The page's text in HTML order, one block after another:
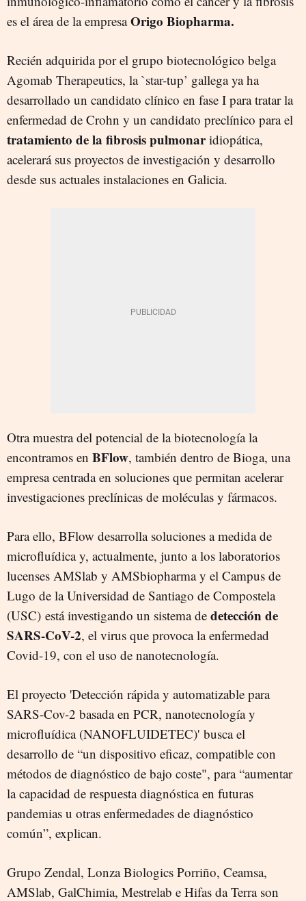
es el área de la empresaOrigo Biopharma.
Recién adquirida por el grupo biotecnológico belga
Agomab Therapeutics, la `star-tup’ gallega ya ha
desarrollado un candidato clínico en fase I para tratar la
enfermedad de Crohn y un candidato preclínico para el
tratamiento de la fibrosis pulmonaridiopática,
acelerará sus proyectos de investigación y desarrollo
desde sus actuales instalaciones en Galicia.
Otra muestra del potencial de la biotecnología la
encontramos en BFlow, también dentro de Bioga, una
empresa centrada en soluciones que permitan acelerar
investigaciones preclínicas de moléculas y fármacos.
Para ello, BFlow desarrolla soluciones a medida de
microfluídica y, actualmente, junto a los laboratorios
lucenses AMSlab y AMSbiopharma y el Campus de
Lugo de la Universidad de Santiago de Compostela
(USC) está investigando un sistema de detección de
SARS-CoV-2, el virus que provoca la enfermedad
Covid-19, con el uso de nanotecnología.
El proyecto 'Detección rápida y automatizable para
SARS-Cov-2 basada en PCR, nanotecnología y
microfluídica (NANOFLUIDETEC)' busca el
desarrollo de “un dispositivo eficaz, compatible con
métodos de diagnóstico de bajo coste", para “aumentar
la capacidad de respuesta diagnóstica en futuras
pandemias u otras enfermedades de diagnóstico
común”, explican.
Grupo Zendal, Lonza Biologics Porriño, Ceamsa,
AMSlab, GalChimia, Mestrelab e Hifas da Terra son